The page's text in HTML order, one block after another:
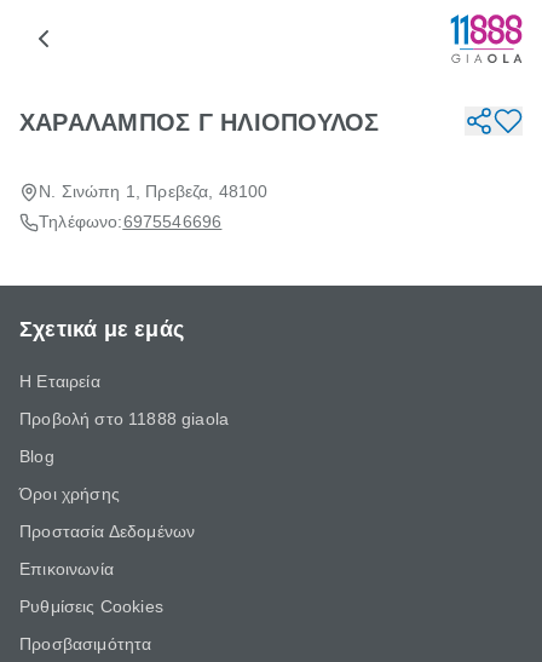
ΧΑΡΑΛΑΜΠΟΣ Γ ΗΛΙΟΠΟΥΛΟΣ
Ν. Σινώπη 1, Πρεβεζα, 48100
Τηλέφωνο:6975546696
Σχετικά με εμάς
Η Εταιρεία
Προβολή στο 11888 giaola
Blog
Όροι χρήσης
Προστασία Δεδομένων
Επικοινωνία
Ρυθμίσεις Cookies
Προσβασιμότητα